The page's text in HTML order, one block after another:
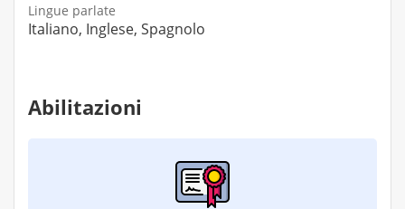
Lingue parlate
Italiano, Inglese, Spagnolo
Abilitazioni